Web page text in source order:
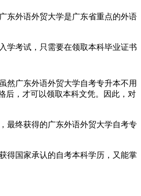
东外语外贸大学是广东省重点的外语
学考试，只需要在领取本科毕业证书
然广东外语外贸大学自考专升本不用
后，才可以领取本科文凭。因此，对
最终获得的广东外语外贸大学自考专
得国家承认的自考本科学历，又能掌